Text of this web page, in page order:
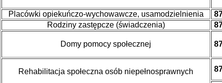
Placówki opiekuńczo-wychowawcze, usamodzielnienia
Rodziny zastępcze (świadczenia)
Domy pomocy społecznej
Rehabilitacja społeczna osób niepełnosprawnych